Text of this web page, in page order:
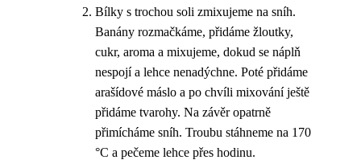
Bílky s trochou soli zmixujeme na sníh.
Banány rozmačkáme, přidáme žloutky,
cukr, aroma a mixujeme, dokud se náplň
nespojí a lehce nenadýchne. Poté přidáme
arašídové máslo a po chvíli mixování ještě
přidáme tvarohy. Na závěr opatrně
přimícháme sníh. Troubu stáhneme na 170
°C a pečeme lehce přes hodinu.